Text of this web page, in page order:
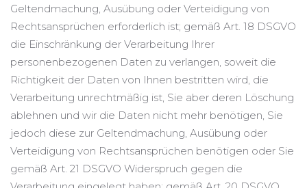
Geltendmachung, Ausübung oder Verteidigung von
Rechtsansprüchen erforderlich ist; gemäß Art. 18 DSGVO
die Einschränkung der Verarbeitung Ihrer
personenbezogenen Daten zu verlangen, soweit die
Richtigkeit der Daten von Ihnen bestritten wird, die
Verarbeitung unrechtmäßig ist, Sie aber deren Löschung
ablehnen und wir die Daten nicht mehr benötigen, Sie
jedoch diese zur Geltendmachung, Ausübung oder
Verteidigung von Rechtsansprüchen benötigen oder Sie
gemäß Art. 21 DSGVO Widerspruch gegen die